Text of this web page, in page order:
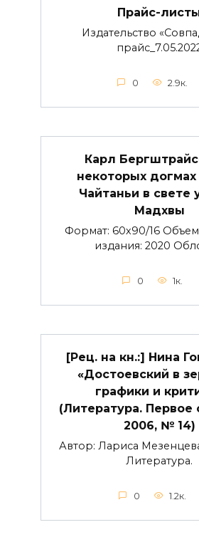
Прайс-
Издательство
0 2.9к.
Карл
некоторых догмах
Чайтаньи в свете
Мадхвы
Формат: 60х90/16
издания: 2020
0 1к.
[Рец. на кн.:] Нина
«Достоевский в
графики и
(Литература. Первое
2006, № 14)
Автор: Лариса
Литература.
0 1.2к.